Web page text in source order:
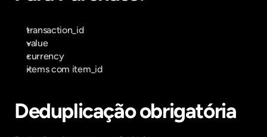
transaction_id
value
currency
items com item_id
Deduplicação obrigatória